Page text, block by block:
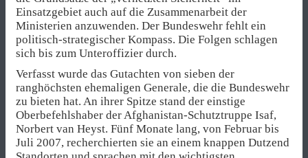
Einsatzgebiet auch auf die Zusammenarbeit der
Ministerien anzuwenden. Der Bundeswehr fehlt ein
politisch-strategischer Kompass. Die Folgen schlagen
sich bis zum Unteroffizier durch.
Verfasst wurde das Gutachten von sieben der
ranghöchsten ehemaligen Generale, die die Bundeswehr
zu bieten hat. An ihrer Spitze stand der einstige
Oberbefehlshaber der Afghanistan-Schutztruppe Isaf,
Norbert van Heyst. Fünf Monate lang, von Februar bis
Juli 2007, recherchierten sie an einem knappen Dutzend